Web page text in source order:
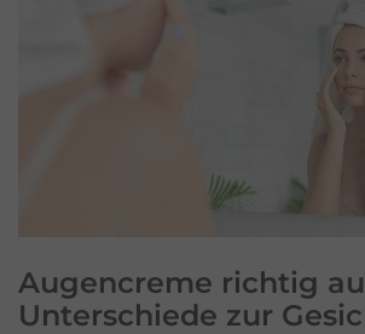
Augencreme richtig
Unterschiede zur